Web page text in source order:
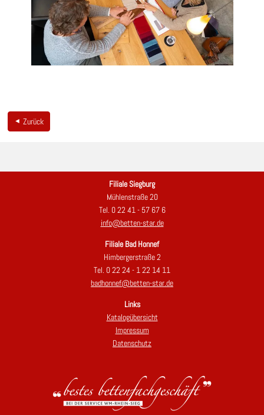
Zurück
Filiale Siegburg
Mühlenstraße 20
Tel. 0 22 41 - 57 67 6
info@betten-star.de
Filiale Bad Honnef
Himbergerstraße 2
Tel. 0 22 24 - 1 22 14 11
badhonnef@betten-star.de
Links
Katalogübersicht
Impressum
Datenschutz